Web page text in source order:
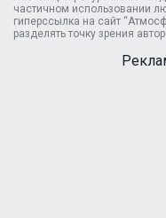
частичном использовании
гиперссылка на сайт
разделять точку зрения